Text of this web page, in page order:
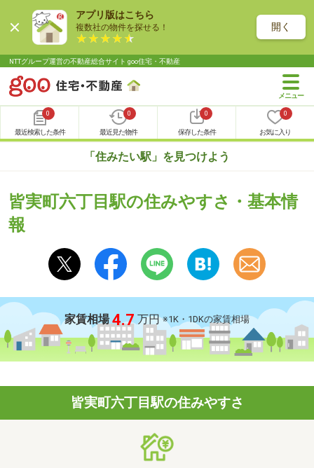
アプリ版はこちら
複数社の物件を探せる！ 開く
NTTグループ運営の不動産総合サイト goo住宅・不動産
0
最近検索した条件
0
最近見た物件
0
保存した条件
0
お気に入り
「住みたい駅」を見つけよう
皆実町六丁目駅の住みやすさ・基本情
報
家賃相場 4.7 万円 ※1K・1DKの家賃相場
皆実町六丁目駅の住みやすさ